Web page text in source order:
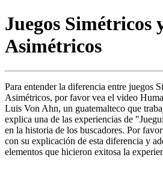
Juegos Simétricos
Asimétricos
Para entender la diferencia entre juegos
Asimétricos, por favor vea el video
Luis Von Ahn, un guatemalteco que
explica una de las experiencias de
en la historia de los buscadores. Por
con su explicación de esta diferencia y
elementos que hicieron exitosa la